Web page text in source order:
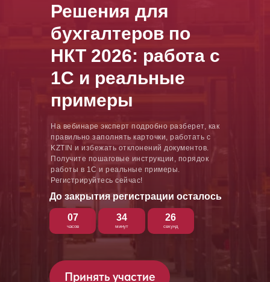
Решения для
бухгалтеров по
НКТ 2026: работа с
1С и реальные
примеры
На вебинаре эксперт подробно разберет, как
правильно заполнять карточки, работать с
KZTIN и избежать отклонений документов.
Получите пошаговые инструкции, порядок
работы в 1С и реальные примеры.
Регистрируйтесь сейчас!
До закрытия регистрации осталось
07
часов
34
минут
25
секунд
Принять участие